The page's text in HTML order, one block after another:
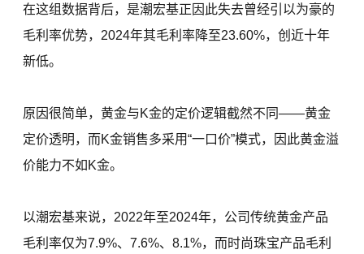
在这组数据背后，是潮宏基正因此失去曾经引以为豪的
毛利率优势，2024年其毛利率降至23.60%，创近十年
新低。
原因很简单，黄金与K金的定价逻辑截然不同——黄金
定价透明，而K金销售多采用“一口价”模式，因此黄金溢
价能力不如K金。
以潮宏基来说，2022年至2024年，公司传统黄金产品
毛利率仅为7.9%、7.6%、8.1%，而时尚珠宝产品毛利